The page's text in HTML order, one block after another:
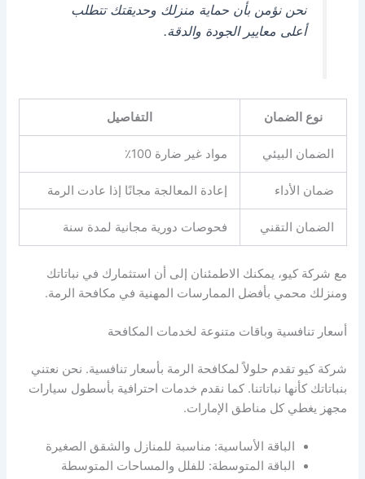
نحن نؤمن بأن حماية منزلك وحديقتك تتطلب
أعلى معايير الجودة والدقة.
نوع الضمان التفاصيل
الضمان البيئي مواد غير ضارة 100٪
ضمان الأداء إعادة المعالجة مجانًا إذا عادت الرمة
الضمان التقني فحوصات دورية مجانية لمدة سنة
مع شركة كيو، يمكنك الاطمئنان إلى أن استثمارك في نباتاتك
ومنزلك محمي بأفضل الممارسات المهنية في مكافحة الرمة.
أسعار تنافسية وباقات متنوعة لخدمات المكافحة
شركة كيو تقدم حلولاً لمكافحة الرمة بأسعار تنافسية. نحن نعتني
بنباتاتك كأنها نباتاتنا. كما نقدم خدمات احترافية بأسطول سيارات
مجهز يغطي كل مناطق الإمارات.
الباقة الأساسية: مناسبة للمنازل والشقق الصغيرة
الباقة المتوسطة: للفلل والمساحات المتوسطة